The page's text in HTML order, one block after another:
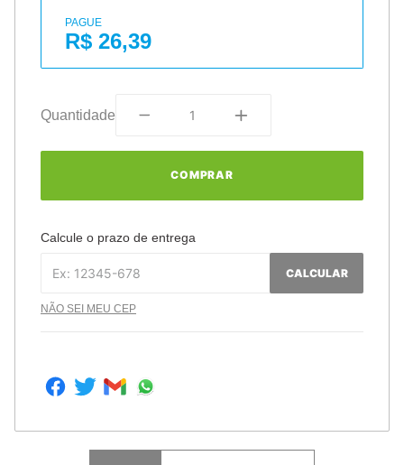
PAGUE
R$ 26,39
Quantidade
COMPRAR
Calcule o prazo de entrega
CALCULAR
NÃO SEI MEU CEP